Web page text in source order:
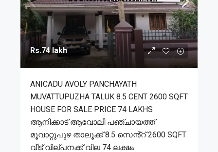
Rs.74 lakh
ANICADU AVOLY PANCHAYATH
MUVATTUPUZHA TALUK 8.5 CENT 2600 SQFT
HOUSE FOR SALE PRICE 74 LAKHS
ആനിക്കാട് ആവോലി പഞ്ചായത്ത്
മൂവാറ്റുപുഴ താലൂക്ക് 8.5 സെൻ്റ് 2600 SQFT
വീട് വില്പനക്ക് വില 74 ലക്ഷം